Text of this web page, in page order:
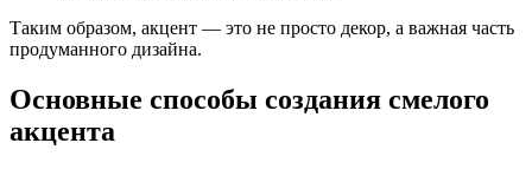
Таким образом, акцент — это не просто декор, а важная часть
продуманного дизайна.
Основные способы создания смелого
акцента